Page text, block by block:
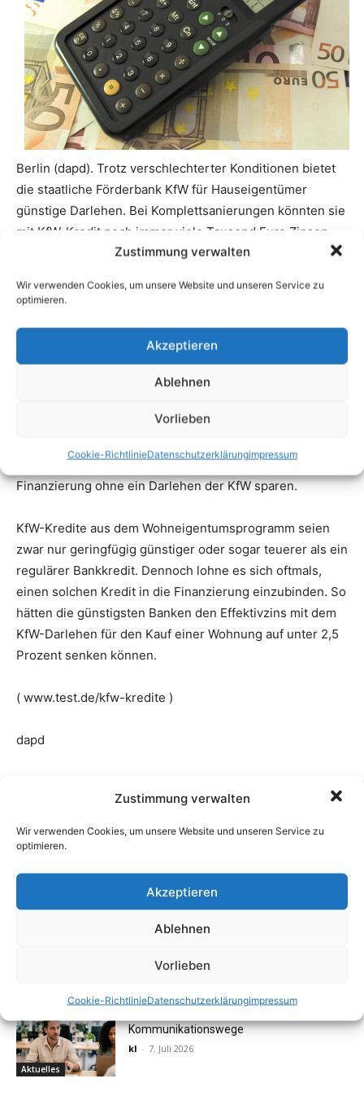
Zustimmung verwalten
Wir verwenden Cookies, um unsere Website und unseren Service zu
optimieren.
Akzeptieren
Ablehnen
Vorlieben
Cookie-RichtlinieDatenschutzerklärungimpressum